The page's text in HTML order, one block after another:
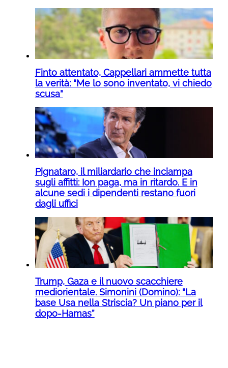
Finto attentato, Cappellari ammette tutta
la verità: “Me lo sono inventato, vi chiedo
scusa”
Pignataro, il miliardario che inciampa
sugli affitti: Ion paga, ma in ritardo. E in
alcune sedi i dipendenti restano fuori
dagli uffici
Trump, Gaza e il nuovo scacchiere
mediorientale. Simonini (Domino): “La
base Usa nella Striscia? Un piano per il
dopo-Hamas”